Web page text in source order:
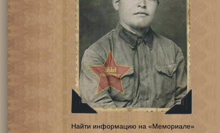
Найти информацию на «Мемориале»